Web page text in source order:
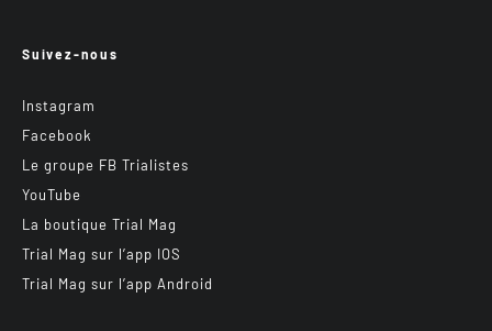
Suivez-nous
Instagram
Facebook
Le groupe FB Trialistes
YouTube
La boutique Trial Mag
Trial Mag sur l’app IOS
Trial Mag sur l’app Android